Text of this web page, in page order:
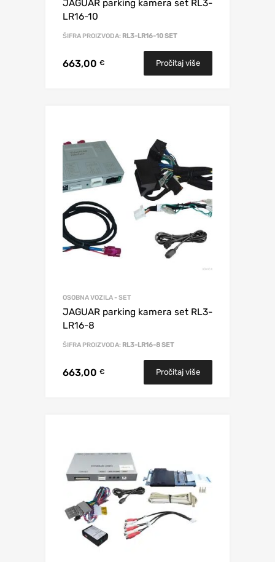
JAGUAR parking kamera set RL3-
LR16-10
ŠIFRA PROIZVODA: RL3-LR16-10 SET
663,00 € Pročitaj više
OSOBNA VOZILA - SET
JAGUAR parking kamera set RL3-
LR16-8
ŠIFRA PROIZVODA: RL3-LR16-8 SET
663,00 € Pročitaj više